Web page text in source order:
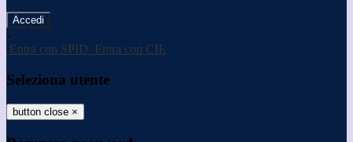
-
Entra con SPID Entra con CIE
Seleziona utente
button close ×